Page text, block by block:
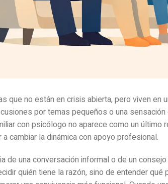
que no están en crisis abierta, pero viven
por temas pequeños o una
con psicólogo no aparece como un
cambiar la dinámica con apoyo profesional.
de una conversación informal o de un
quién tiene la razón, sino de entender